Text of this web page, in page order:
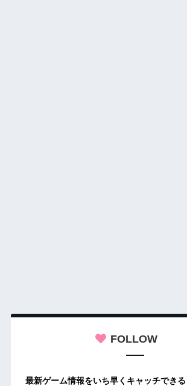
FOLLOW
最新ゲーム情報をいち早くキャッチでき